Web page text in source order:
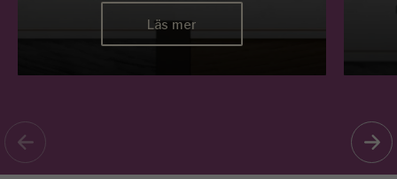
Läs mer